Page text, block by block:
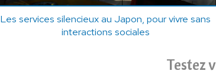
Les services silencieux au Japon, pour vivre sans
interactions sociales
Testez